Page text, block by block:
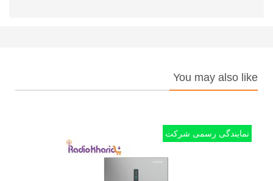
You may also like
نمایندگی رسمی شرکت